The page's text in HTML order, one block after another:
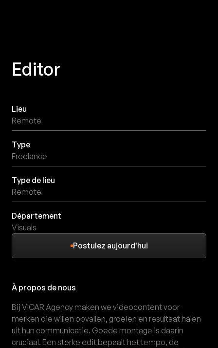
Editor
Lieu
Remote
Type
Freelance
Type de lieu
Remote
Département
Visuals
Postulez aujourd'hui
À propos de nous
Bij VICAR Agency maken we videocontent voor
merken die willen opvallen, groeien en resultaat halen
uit hun communicatie. Goede montage is daarin
cruciaal. Een sterke edit bepaalt het tempo, de